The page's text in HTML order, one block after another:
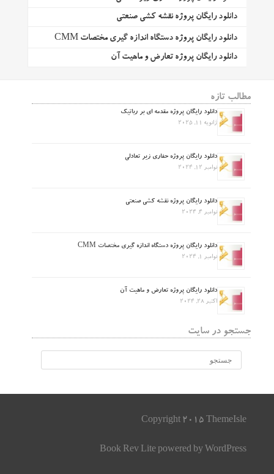
دانلود رایگان پروژه نقشه کشی صنعتی
دانلود رایگان پروژه دستگاه اندازه گیری مختصات CMM
دانلود رایگان پروژه تعارض و ماهیت آن
مطالب تازه
دانلود رایگان پروژه مقدمه ای بر رباتیک
ژانویه 11, 2025
دانلود رایگان پروژه حفاری زیر تعادلی
نوامبر 12, 2024
دانلود رایگان پروژه نقشه کشی صنعتی
نوامبر 4, 2024
دانلود رایگان پروژه دستگاه اندازه گیری مختصات CMM
نوامبر 1, 2024
دانلود رایگان پروژه تعارض و ماهیت آن
اکتبر 28, 2024
جستجو در سایت
Copyright 2015 ThemeIsle
Book Rev Lite powered by WordPress